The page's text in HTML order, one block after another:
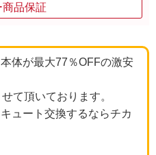
商品保証
体が最大77％OFFの激安
て頂いております。
ュート交換するならチカ